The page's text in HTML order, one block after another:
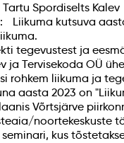
Spordiselts Kalev
Liikuma kutsuva
tegevustest ja
ja Tervisekoda OÜ
rohkem liikuma ja
aasta 2023 on
Võrtsjärve
noortekeskuste
kus